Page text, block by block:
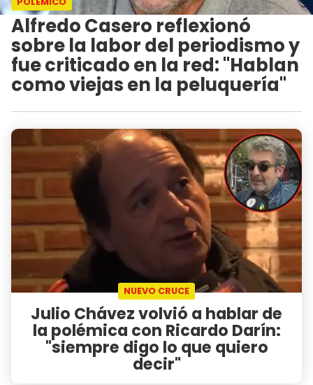
Alfredo Casero reflexionó
sobre la labor del periodismo y
fue criticado en la red: "Hablan
como viejas en la peluquería"
NUEVO CRUCE
Julio Chávez volvió a hablar de
la polémica con Ricardo Darín:
"siempre digo lo que quiero
decir"